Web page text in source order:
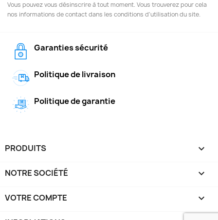
Vous pouvez vous désinscrire à tout moment. Vous trouverez pour cela
nos informations de contact dans les conditions d'utilisation du site.
Garanties sécurité
Politique de livraison
Politique de garantie
PRODUITS 
NOTRE SOCIÉTÉ 
VOTRE COMPTE 